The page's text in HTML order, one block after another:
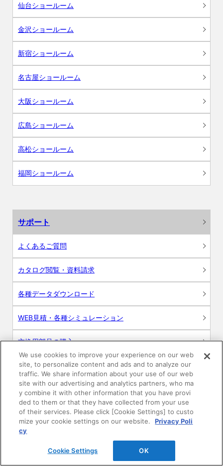
仙台ショールーム
金沢ショールーム
新宿ショールーム
名古屋ショールーム
大阪ショールーム
広島ショールーム
高松ショールーム
福岡ショールーム
サポート
よくあるご質問
カタログ閲覧・資料請求
各種データダウンロード
WEB見積・各種シミュレーション
交換用部品の購入
修理・点検
お問い合わせ
ログイン
建築・設計関係者様向けサイト
We use cookies to improve your experience on our web
site, to personalize content and ads and to analyze our
traffic. We share information about your use of our web
site with our advertising and analytics partners, who ma
y combine it with other information that you have provi
ded to them or that they have collected from your use
of their services. Please click [Cookie Settings] to custo
mize your cookie settings on our website.
Privacy Poli
cy
Cookie Settings OK